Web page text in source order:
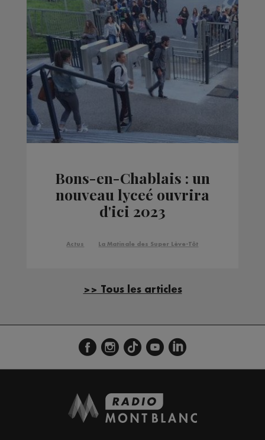
Bons-en-Chablais : un
nouveau lyceé ouvrira
d'ici 2023
Actus La Matinale des Super Lève-Tôt
>> Tous les articles